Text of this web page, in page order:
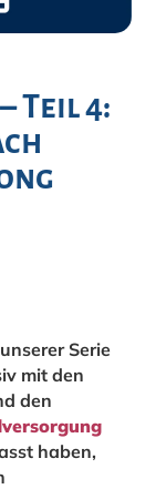
Teil 4:
Serie
mit den
den
haben,